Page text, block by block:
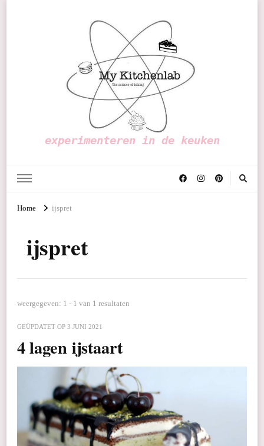
experimenteren in de keuken
Home ijspret
ijspret
weergegeven: 1 - 1 van 1 resultaten
GEÜPDATET OP 3 JUNI 2021
4 lagen ijstaart